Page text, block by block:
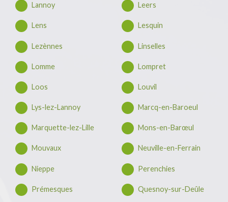
Lannoy Leers
Lens Lesquin
Lezènnes Linselles
Lomme Lompret
Loos Louvil
Lys-lez-Lannoy Marcq-en-Baroeul
Marquette-lez-Lille Mons-en-Barœul
Mouvaux Neuville-en-Ferrain
Nieppe Perenchies
Prémesques Quesnoy-sur-Deûle